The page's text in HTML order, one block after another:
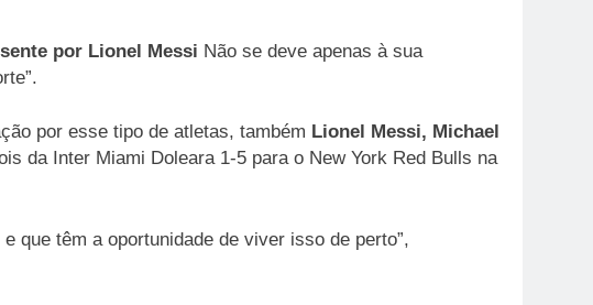
por Lionel Messi Não se deve apenas à sua
por esse tipo de atletas, também Lionel Messi, Michael
da Inter Miami Doleara 1-5 para o New York Red Bulls na
que têm a oportunidade de viver isso de perto”,